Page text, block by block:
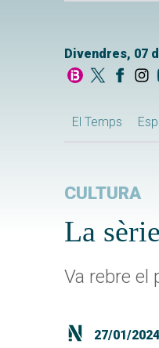
Divendres, 07
El Temps
CULTURA
La
Va rebre el
27/01/2024